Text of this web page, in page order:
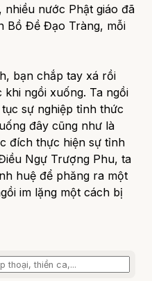
nhiều nước Phật giáo đã
Bồ Đề Đạo Tràng, mỗi
bạn chắp tay xá rồi
ngồi xuống. Ta ngồi
sự nghiệp tỉnh thức
đây cũng như là
đích thực hiện sự tỉnh
Ngự Trượng Phu, ta
huệ để phăng ra một
im lặng một cách bị